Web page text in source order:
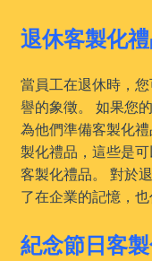
退休客製化
當員工在退休時，
譽的象徵。 如果您
為他們準備客製化
製化禮品，這些是
客製化禮品。 對於
了在企業的記憶，
紀念節日客